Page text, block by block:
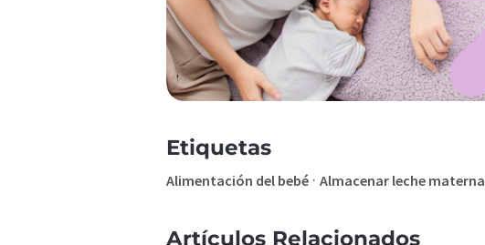
Etiquetas
Alimentación del bebé · Almacenar leche materna
Artículos Relacionados